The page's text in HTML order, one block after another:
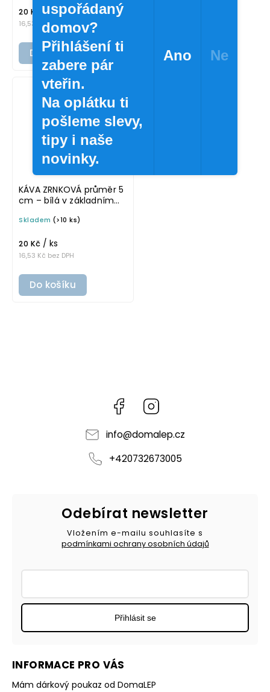
16,53 Kč bez DPH
20 Kč/ ks
Do košíku
KÁVA ZRNKOVÁ průměr 5
cm – bílá v základním
samolepka na
Skladem (>10 ks)
16,53 Kč bez DPH
20 Kč / ks
Do košíku
Facebook
info@domalep.cz
+420732673005
INFORMACE PRO VÁS
Mám dárkový poukaz od DomaLEP
Odebírat newsletter
Vložením e-mailu souhlasíte s
podmínkami ochrany osobních údajů
Přihlásit se
uspořádaný
domov?
Přihlášení ti
zabere pár
vteřin.
Na oplátku ti
pošleme slevy,
tipy i naše
novinky.
Ano Ne